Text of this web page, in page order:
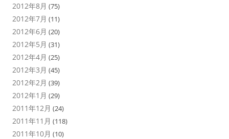
2012年8月 (75)
2012年7月 (11)
2012年6月 (20)
2012年5月 (31)
2012年4月 (25)
2012年3月 (45)
2012年2月 (39)
2012年1月 (29)
2011年12月 (24)
2011年11月 (118)
2011年10月 (10)